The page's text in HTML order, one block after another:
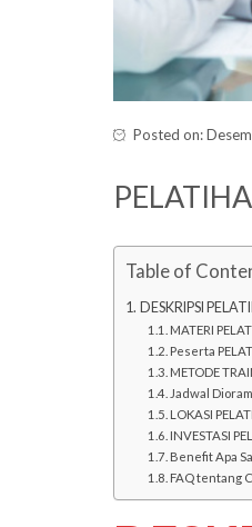
Posted on:
Table of
DESKRIPSI
MATERI
Peserta
METODE
Jadwal
LOKASI
INVESTASI
Benefit Apa
FAQ tentang